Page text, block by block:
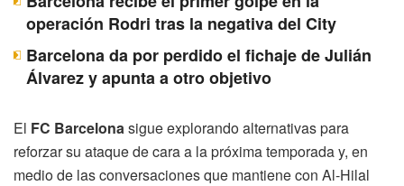
operación Rodri tras la negativa del City
Barcelona da por perdido el fichaje de Julián
Álvarez y apunta a otro objetivo
El FC Barcelonasigue explorando alternativas para
reforzar su ataque de cara a la próxima temporada y, en
medio de las conversaciones que mantiene con Al-Hilal